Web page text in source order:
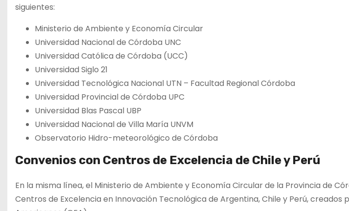
siguientes:
Ministerio de Ambiente y Economía Circular
Universidad Nacional de Córdoba UNC
Universidad Católica de Córdoba (UCC)
Universidad Siglo 21
Universidad Tecnológica Nacional UTN – Facultad Regional Córdoba
Universidad Provincial de Córdoba UPC
Universidad Blas Pascal UBP
Universidad Nacional de Villa María UNVM
Observatorio Hidro-meteorológico de Córdoba
Convenios con Centros de Excelencia de Chile y Perú
En la misma línea, el Ministerio de Ambiente y Economía Circular de la Provincia de
Centros de Excelencia en Innovación Tecnológica de Argentina, Chile y Perú, creados